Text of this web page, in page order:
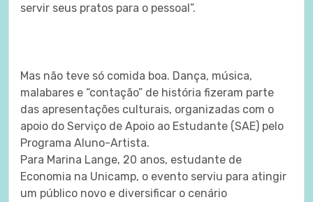
servir seus pratos para o pessoal”.
Mas não teve só comida boa. Dança, música,
malabares e “contação” de história fizeram parte
das apresentações culturais, organizadas com o
apoio do Serviço de Apoio ao Estudante (SAE) pelo
Programa Aluno-Artista.
Para Marina Lange, 20 anos, estudante de
Economia na Unicamp, o evento serviu para atingir
um público novo e diversificar o cenário